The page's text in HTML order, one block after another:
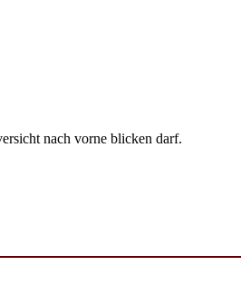
nach vorne blicken darf.